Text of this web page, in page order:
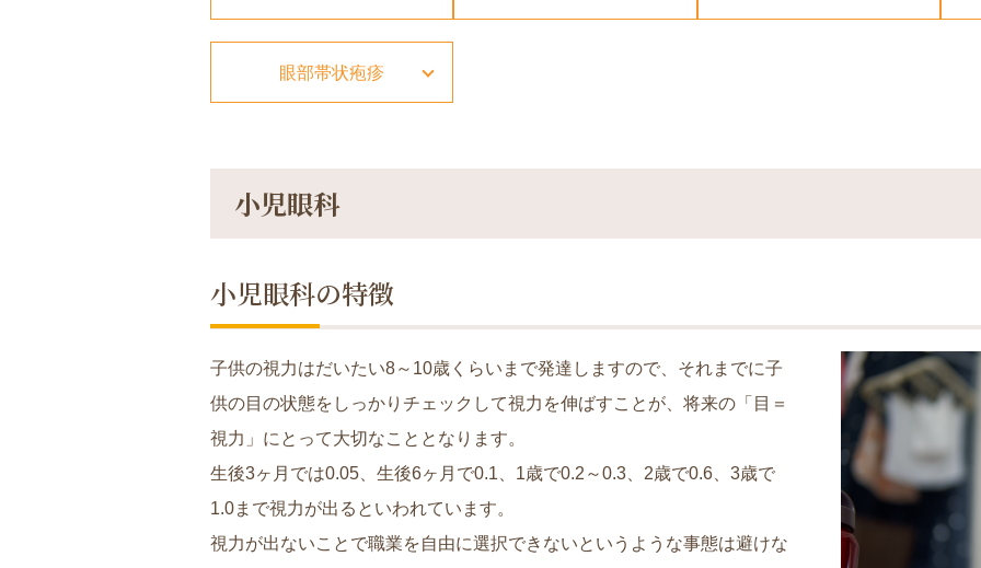
眼部帯状疱疹
小児眼科
小児眼科の特徴
子供の視力はだいたい8～10歳くらいまで発達しますので、それまでに子
供の目の状態をしっかりチェックして視力を伸ばすことが、将来の「目＝
視力」にとって大切なこととなります。
生後3ヶ月では0.05、生後6ヶ月で0.1、1歳で0.2～0.3、2歳で0.6、3歳で
1.0まで視力が出るといわれています。
視力が出ないことで職業を自由に選択できないというような事態は避けな